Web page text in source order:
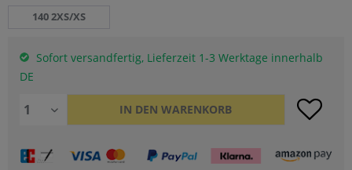
140 2XS/XS
Sofort versandfertig, Lieferzeit 1-3 Werktage innerhalb
DE
IN DEN WARENKORB